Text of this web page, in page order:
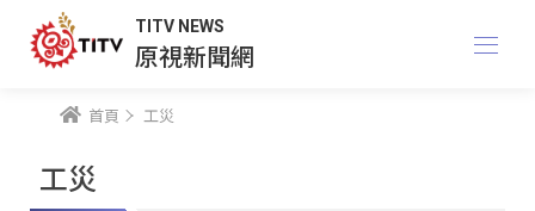
TITV NEWS
原視新聞網
首頁 工災
工災